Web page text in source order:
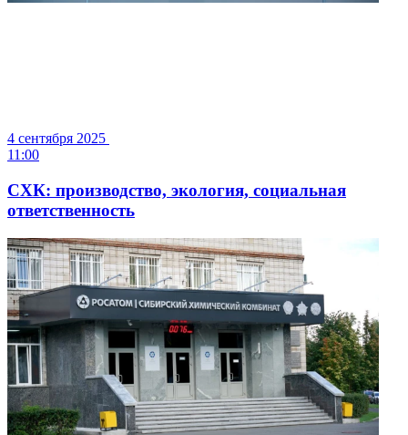
4 сентября 2025
11:00
СХК: производство, экология, социальная
ответственность